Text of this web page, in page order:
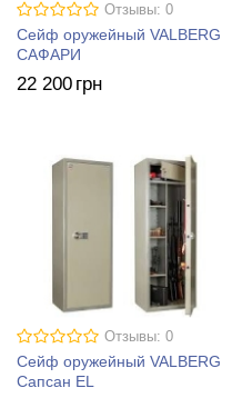
Отзывы: 0
Сейф оружейный VALBERG
САФАРИ
22 200 грн
Отзывы: 0
Сейф оружейный VALBERG
Сапсан EL